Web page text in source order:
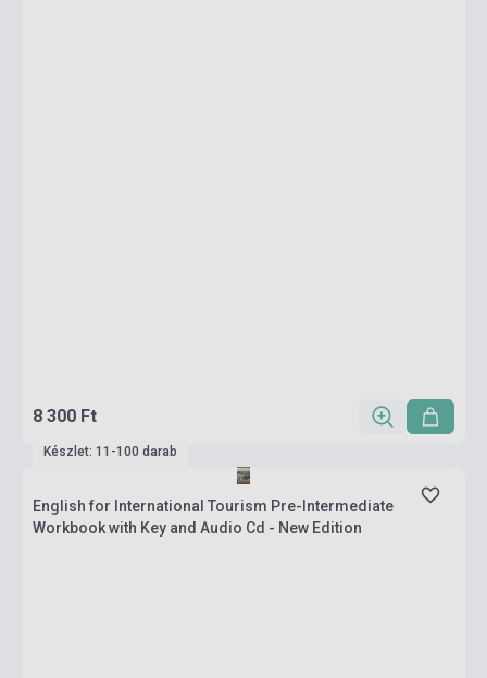
8 300 Ft
Készlet: 11-100 darab
English for International Tourism Pre-Intermediate
Workbook with Key and Audio Cd - New Edition